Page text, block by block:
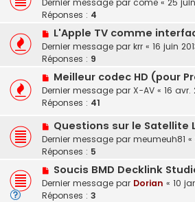
Dernier message par come « 25
Réponses : 4
L'Apple TV comme
Dernier message par krr « 16 juin
Réponses : 9
Meilleur codec HD (pour
Dernier message par X-AV « 16 avr.
Réponses : 41
Questions sur le Satellite
Dernier message par meumeuh81 «
Réponses : 5
Soucis BMD Decklink
Dernier message par Dorian « 10
Réponses : 3